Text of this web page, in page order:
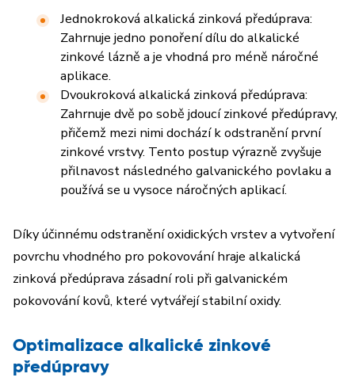
Jednokroková alkalická zinková předúprava:
Zahrnuje jedno ponoření dílu do alkalické
zinkové lázně a je vhodná pro méně náročné
aplikace.
Dvoukroková alkalická zinková předúprava:
Zahrnuje dvě po sobě jdoucí zinkové předúpravy,
přičemž mezi nimi dochází k odstranění první
zinkové vrstvy. Tento postup výrazně zvyšuje
přilnavost následného galvanického povlaku a
používá se u vysoce náročných aplikací.
Díky účinnému odstranění oxidických vrstev a vytvoření
povrchu vhodného pro pokovování hraje alkalická
zinková předúprava zásadní roli při galvanickém
pokovování kovů, které vytvářejí stabilní oxidy.
Optimalizace alkalické zinkové
předúpravy